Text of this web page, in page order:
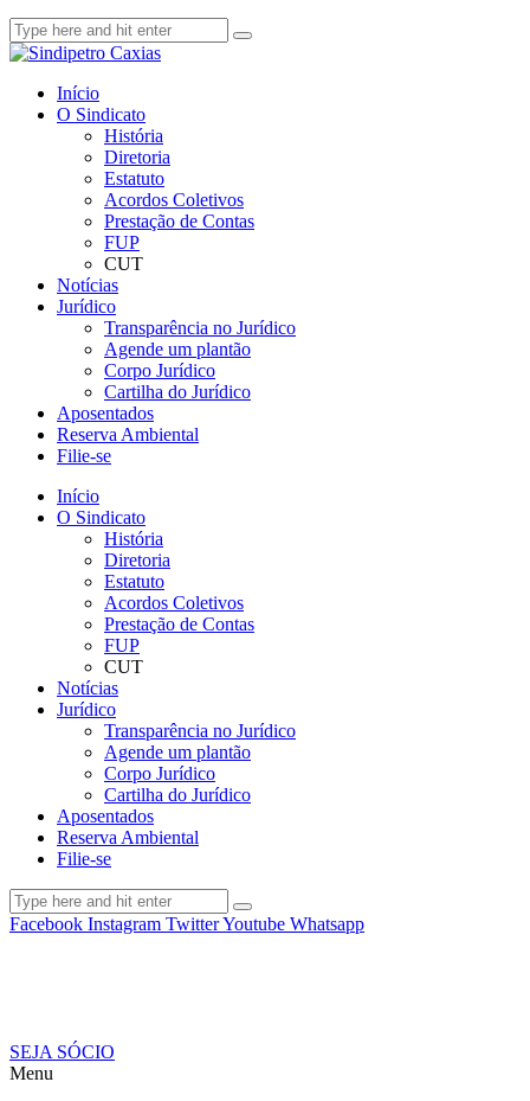
Início
O Sindicato
História
Diretoria
Estatuto
Acordos Coletivos
Prestação de Contas
FUP
CUT
Notícias
Jurídico
Transparência no Jurídico
Agende um plantão
Corpo Jurídico
Cartilha do Jurídico
Aposentados
Reserva Ambiental
Filie-se
Início
O Sindicato
História
Diretoria
Estatuto
Acordos Coletivos
Prestação de Contas
FUP
CUT
Notícias
Jurídico
Transparência no Jurídico
Agende um plantão
Corpo Jurídico
Cartilha do Jurídico
Aposentados
Reserva Ambiental
Filie-se
Facebook Instagram TwitterYoutube Whatsapp
SEJA SÓCIO
Menu